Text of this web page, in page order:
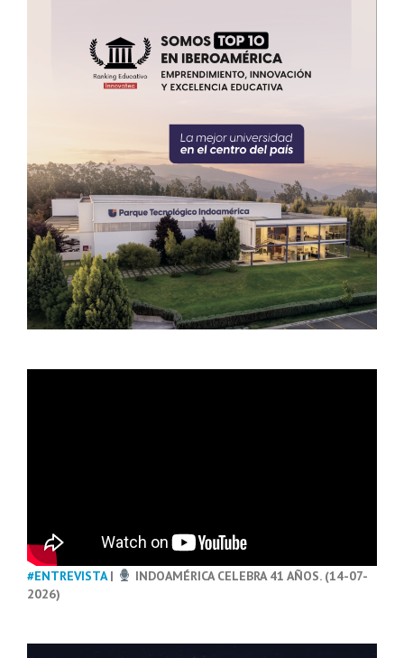
#ENTREVISTA|
INDOAMÉRICA CELEBRA 41 AÑOS. (14-07-
2026)